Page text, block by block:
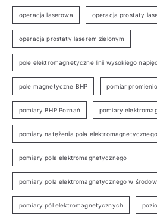
operacja laserowa operacja prostaty
operacja prostaty laserem zielonym
pole elektromagnetyczne linii wysokiego
pole magnetyczne BHP pomiar
pomiary BHP Poznań pomiary
pomiary natężenia pola elektromagnetycznego
pomiary pola elektromagnetycznego
pomiary pola elektromagnetycznego w
pomiary pól elektromagnetycznych